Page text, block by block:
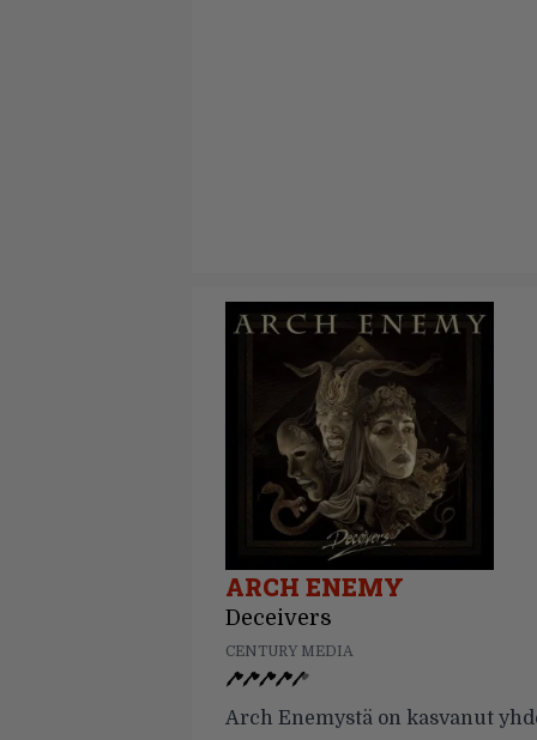
ARCH ENEMY
Deceivers
CENTURY MEDIA
Arch Enemystä on kasvanut